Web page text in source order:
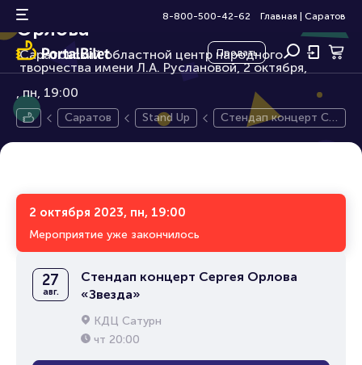
8-800-500-42-62 Главная Саратов
Продать
Стендап концерт Сергея
Орлова
Саратовский областной центр народного
творчества имени Л.А. Руслановой, 2 октября,
18+
пн, 19:00
Саратов Stand Up
Стендап концерт Се
2 октября 2023, пн, 19:00
Мероприятие уже закончилось
27
авг.
Стендап концерт Сергея Орлова
«Звезда»
КДЦ Сатурн
чт 20:00